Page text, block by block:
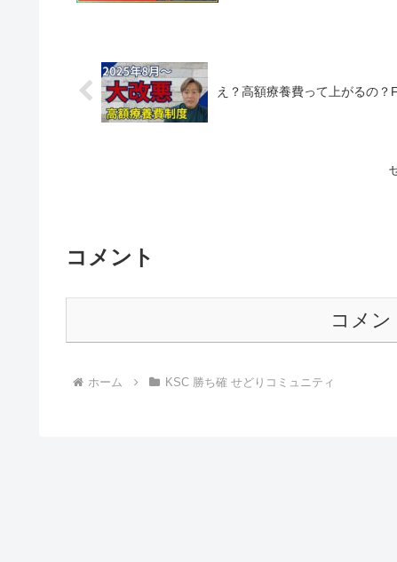
え？高額療養費って上がるの？
コメント
コメ
ホーム KSC 勝ち確 せどりコミュニティ